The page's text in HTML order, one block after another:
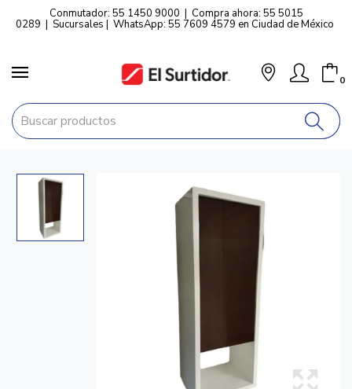
Conmutador: 55 1450 9000 | Compra ahora: 55 5015
0289 | Sucursales | WhatsApp: 55 7609 4579 en Ciudad de México
0